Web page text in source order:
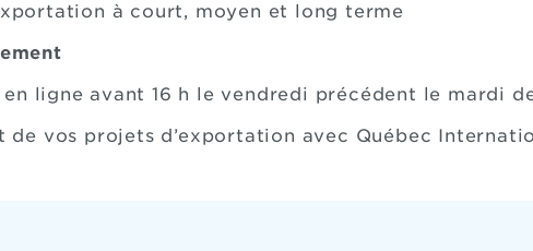
à court, moyen et long terme
ligne avant 16 h le vendredi précédent le mardi
de vos projets d’exportation avec Québec